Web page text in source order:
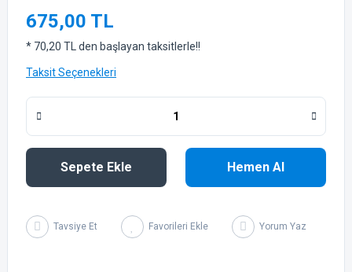
675,00 TL
* 70,20 TL den başlayan taksitlerle!!
Taksit Seçenekleri
Sepete Ekle Hemen Al
Tavsiye Et Yorum Yaz